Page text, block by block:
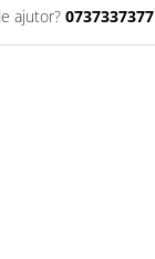
ajutor? 0737337377